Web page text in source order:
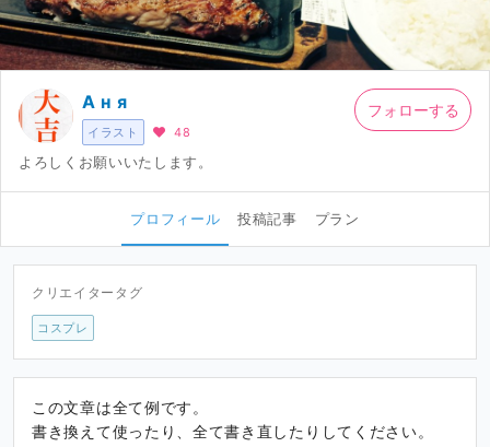
イラスト
А н я
48
よろしくお願いいたします。
フォローする
プロフィール 投稿記事 プラン
クリエイタータグ
コスプレ
この文章は全て例です。
書き換えて使ったり、全て書き直したりしてください。